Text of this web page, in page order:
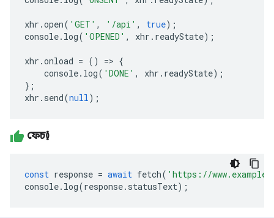
xhr .open( 'GET' , '/api' , true);
console. log( 'OPENED' , xhr . readyState);
xhr .onload = () => {
console. log( 'DONE' , xhr . readyState);
};
xhr . send(null );
ফেচ()
const response = await fetch( 'https://
console. log(response. statusText);